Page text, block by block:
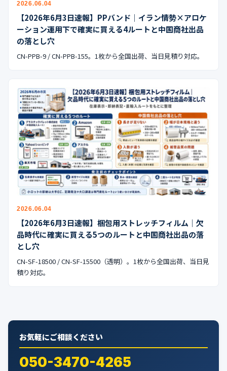
会社案内
🇺🇸 🇰🇷🇹🇼🇻🇳
2026.06.04
【2026年6月3日速報】PPバンド｜イラン情勢×アロケ
ーション運用下で確実に買える4ルートと中国商社出品
の落とし穴
CN-PPB-9 / CN-PPB-155。1枚から全国出荷、当日見積り対応。
2026.06.04
【2026年6月3日速報】梱包用ストレッチフィルム｜欠
品時代に確実に買える5つのルートと中国商社出品の落
とし穴
CN-SF-18500 / CN-SF-15500（透明）。1枚から全国出荷、当日見
積り対応。
お気軽にご相談ください
050-3470-4265